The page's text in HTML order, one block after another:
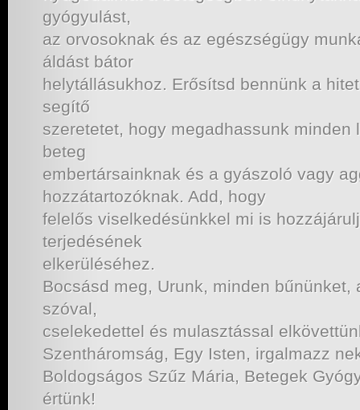
gyógyulást,
az orvosoknak és az egészségügy
áldást bátor
helytállásukhoz. Erősítsd bennünk a
segítő
szeretetet, hogy megadhassunk
beteg
embertársainknak és a gyászoló vagy
hozzátartozóknak. Add, hogy
felelős viselkedésünkkel mi is
terjedésének
elkerüléséhez.
Bocsásd meg, Urunk, minden bűnünket,
szóval,
cselekedettel és mulasztással
Szentháromság, Egy Isten, irgalmazz
Boldogságos Szűz Mária, Betegek
értünk!